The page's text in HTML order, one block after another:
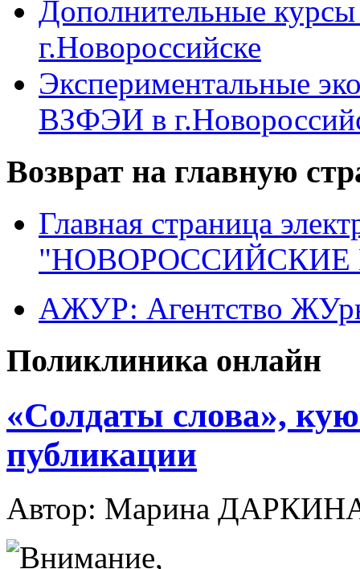
Дополнительные
г.Новороссийске
Экспериментальные
ВЗФЭИ в
Возврат на главную
Главная страница
"НОВОРОССИЙСКИЕ
АЖУР: Агентство
Поликлиника онлайн
«Солдаты слова»,
публикации
Автор: Марина